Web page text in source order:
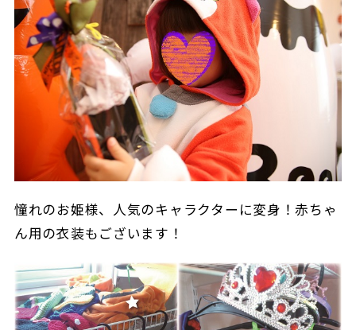
憧れのお姫様、人気のキャラクターに変身！赤ちゃ
ん用の衣装もございます！